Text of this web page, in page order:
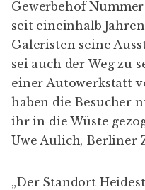
Gewerbehof
seit eineinhalb
Galeristen seine
sei auch der Weg zu
einer Autowerkstatt
haben die Besucher
ihr in die Wüste
Uwe Aulich, Berliner
„Der Standort